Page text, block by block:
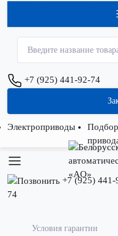
+7 (925) 441-92-74
Электроприводы
Подбор
+7 (925) 441-
74
Условия гарантии